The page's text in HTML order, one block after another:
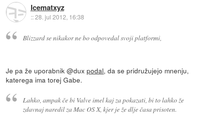
Icematxyz
::28. jul 2012, 16:38
Blizzard se nikakor ne bo odpovedal svoji platformi,
Je pa že uporabnik @duxpodal, da se pridružujejo mnenju,
katerega ima torej Gabe.
Lahko, ampak če bi Valve imel kaj za pokazati, bi to lahko že
zdavnaj naredil za Mac OS X, kjer je že dlje časa prisoten.